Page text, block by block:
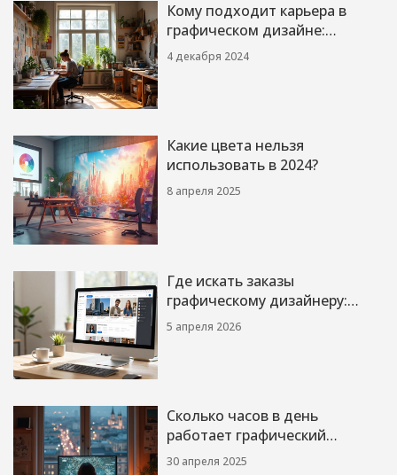
Кому подходит карьера в
графическом дизайне:
современные тренды и
советы
4 декабря 2024
Какие цвета нельзя
использовать в 2024?
8 апреля 2025
Где искать заказы
графическому дизайнеру:
проверенные способы в 2026
году
5 апреля 2026
Сколько часов в день
работает графический
дизайнер: реальные цифры и
30 апреля 2025